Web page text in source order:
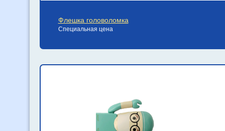
Флешка головоломка
Специальная цена